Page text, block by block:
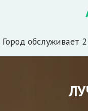
Город обслуживает